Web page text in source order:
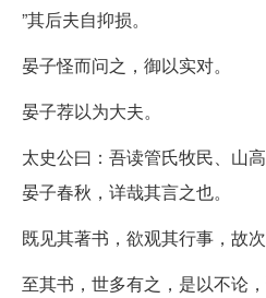
”其后夫自抑损。
晏子怪而问之，御以实对。
晏子荐以为大夫。
太史公曰：吾读管氏牧民、山
晏子春秋，详哉其言之也。
既见其著书，欲观其行事，故次
至其书，世多有之，是以不论，